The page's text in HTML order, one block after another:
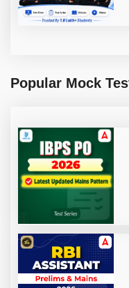
Popular Mock